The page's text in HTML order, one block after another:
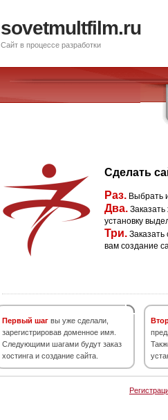
sovetmultfilm.ru
Сайт в процессе разработки
Сделать
Раз. Выбрать
Два.
установку
Три.
вам создание
Первый шаг вы уже сделали,
зарегистрировав доменное имя.
Следующими шагами будут заказ
хостинга и создание сайта.